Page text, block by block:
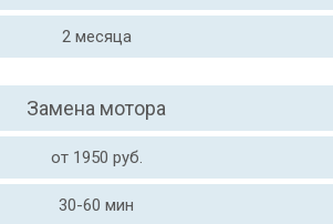
2 месяца
Замена мотора
от 1950 руб.
30-60 мин